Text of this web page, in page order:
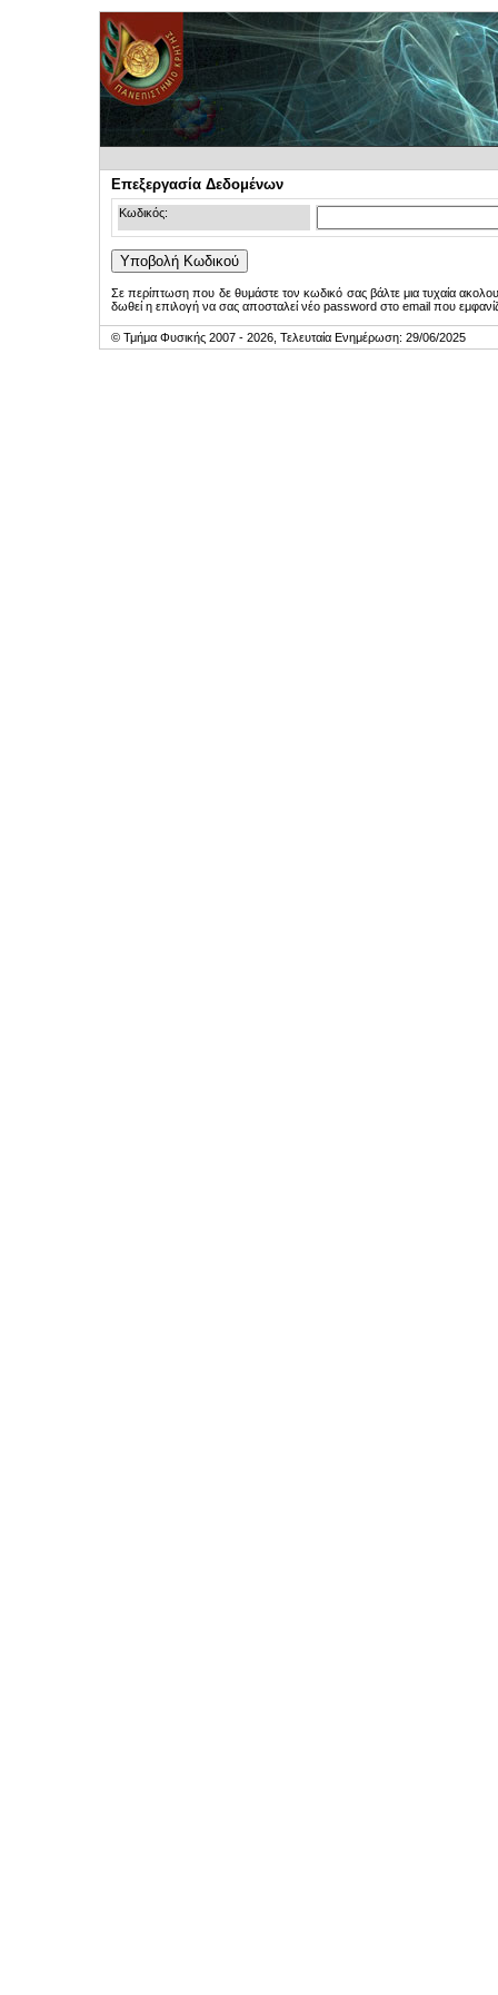
Επεξεργασία Δεδομένων
Κωδικός:
Σε περίπτωση που δε θυμάστε τον κωδικό σας βάλτε μια τυχαία
δωθεί η επιλογή να σας αποσταλεί νέο password στο email που
© Τμήμα Φυσικής 2007 - 2026, Τελευταία Ενημέρωση: 29/06/2025